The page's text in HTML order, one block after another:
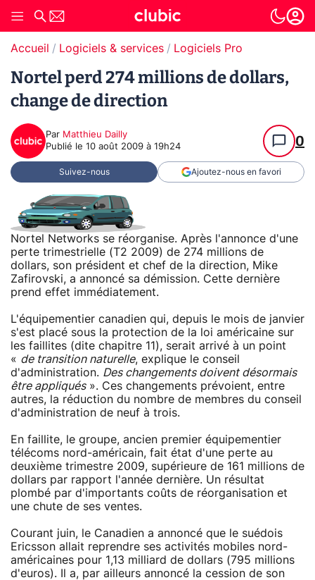
Accueil Logiciels & services Logiciels Pro
Nortel perd 274 millions de dollars,
change de direction
Par Matthieu Dailly
Publié le 10 août 2009 à 19h24 0
Suivez-nous Ajoutez-nous en favori
Nortel Networks se réorganise. Après l'annonce d'une
perte trimestrielle (T2 2009) de 274 millions de
dollars, son président et chef de la direction, Mike
Zafirovski, a annoncé sa démission. Cette dernière
prend effet immédiatement.
L'équipementier canadien qui, depuis le mois de janvier
s'est placé sous la protection de la loi américaine sur
les faillites (dite chapitre 11), serait arrivé à un point
« de transition naturelle, explique le conseil
d'administration. Des changements doivent désormais
être appliqués». Ces changements prévoient, entre
autres, la réduction du nombre de membres du conseil
d'administration de neuf à trois.
En faillite, le groupe, ancien premier équipementier
télécoms nord-américain, fait état d'une perte au
deuxième trimestre 2009, supérieure de 161 millions de
dollars par rapport l'année dernière. Un résultat
plombé par d'importants coûts de réorganisation et
une chute de ses ventes.
Courant juin, le Canadien a annoncé que le suédois
Ericsson allait reprendre ses activités mobiles nord-
américaines pour 1,13 milliard de dollars (795 millions
d'euros). Il a, par ailleurs annoncé la cession de son